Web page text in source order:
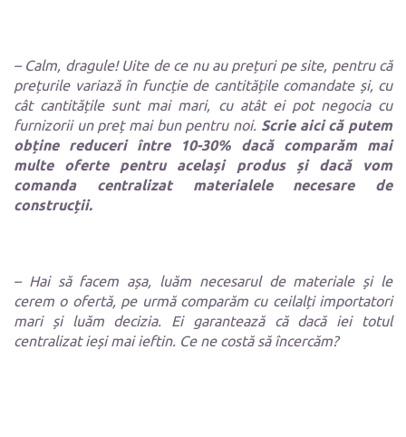
– Calm, dragule! Uite de ce nu au prețuri pe site, pentru că
prețurile variază în funcție de cantitățile comandate și, cu
cât cantitățile sunt mai mari, cu atât ei pot negocia cu
furnizorii un preț mai bun pentru noi. Scrie aici că putem
obține reduceri între 10-30% dacă comparăm mai
multe oferte pentru același produs și dacă vom
comanda centralizat materialele necesare de
construcții.
– Hai să facem așa, luăm necesarul de materiale și le
cerem o ofertă, pe urmă comparăm cu ceilalți importatori
mari și luăm decizia. Ei garantează că dacă iei totul
centralizat ieși mai ieftin. Ce ne costă să încercăm?